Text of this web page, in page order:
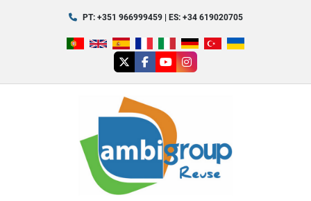
PT: +351 966999459 | ES: +34 619020705
twitterfacebook
youtubeinstagram